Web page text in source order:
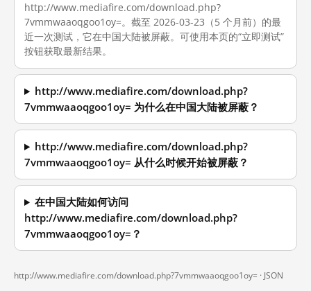
http://www.mediafire.com/download.php?
7vmmwaaoqgoo1oy=。截至 2026-03-23（5 个月前）的最
近一次测试，它在中国大陆被屏蔽。可使用本页的“立即测试”
按钮获取最新结果。
http://www.mediafire.com/download.php?
7vmmwaaoqgoo1oy= 为什么在中国大陆被屏蔽？
http://www.mediafire.com/download.php?
7vmmwaaoqgoo1oy= 从什么时候开始被屏蔽？
在中国大陆如何访问
http://www.mediafire.com/download.php?
7vmmwaaoqgoo1oy=？
http://www.mediafire.com/download.php?7vmmwaaoqgoo1oy= · JSON